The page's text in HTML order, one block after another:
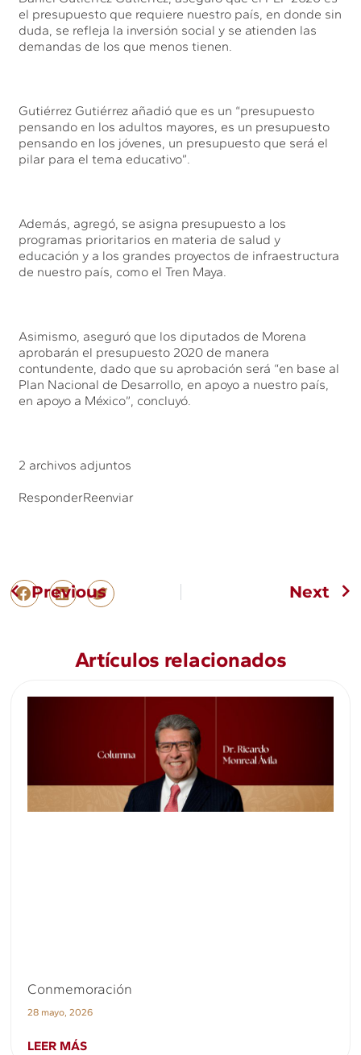
el presupuesto que requiere nuestro país, en donde sin
duda, se refleja la inversión social y se atienden las
demandas de los que menos tienen.
Gutiérrez Gutiérrez añadió que es un “presupuesto
pensando en los adultos mayores, es un presupuesto
pensando en los jóvenes, un presupuesto que será el
pilar para el tema educativo”.
Además, agregó, se asigna presupuesto a los
programas prioritarios en materia de salud y
educación y a los grandes proyectos de infraestructura
de nuestro país, como el Tren Maya.
Asimismo, aseguró que los diputados de Morena
aprobarán el presupuesto 2020 de manera
contundente, dado que su aprobación será “en base al
Plan Nacional de Desarrollo, en apoyo a nuestro país,
en apoyo a México”, concluyó.
2 archivos adjuntos
ResponderReenviar
Previous Next
Artículos relacionados
Conmemoración
28 mayo, 2026
LEER MÁS